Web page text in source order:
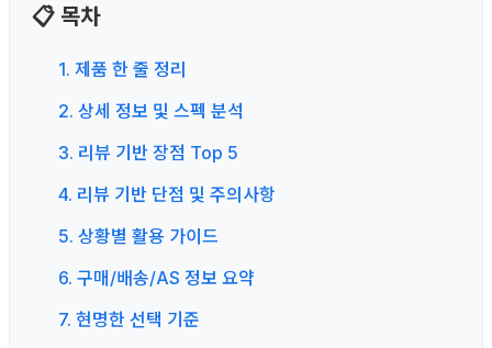
📋 목차
1. 제품 한 줄 정리
2. 상세 정보 및 스펙 분석
3. 리뷰 기반 장점 Top 5
4. 리뷰 기반 단점 및 주의사항
5. 상황별 활용 가이드
6. 구매/배송/AS 정보 요약
7. 현명한 선택 기준